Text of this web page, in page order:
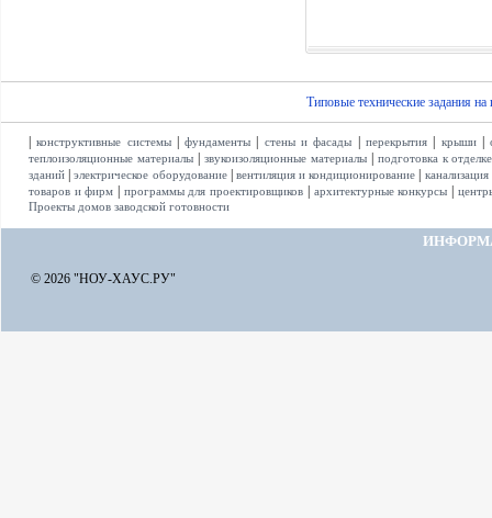
Типовые технические задания на
|конструктивные системы|фундаменты стены и фасады перекрытия| крыши|
теплоизоляционные материалы| звукоизоляционные материалы|
подготовка к отделке
зданий |электрическое оборудование| вентиляция и кондиционирование канализация
товаров и фирм программы для проектировщиков архитектурные конкурсы
Проекты домов заводской готовности
© 2026 "НОУ-ХАУС.РУ"